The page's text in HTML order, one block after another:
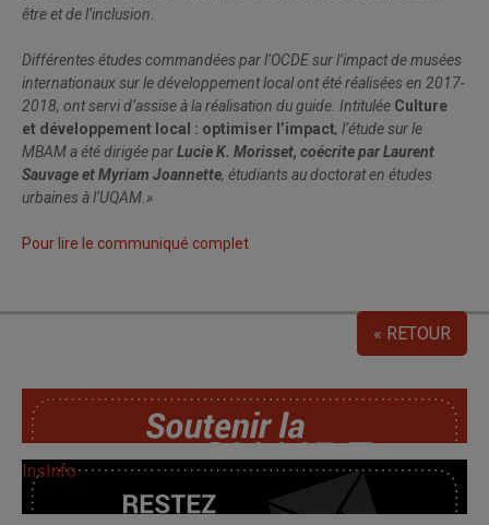
être et de l’inclusion.
Différentes études commandées par l’OCDE sur l’impact de musées
internationaux sur le développement local ont été réalisées en 2017-
2018, ont servi d’assise à la réalisation du guide. Intitulée Culture
et développement local : optimiser l’impact, l’étude sur le
MBAM a été dirigée parLucie K. Morisset, coécrite par Laurent
Sauvage et Myriam Joannette, étudiants au doctorat en études
urbaines à l’UQAM.»
Pour lire le communiqué complet
« RETOUR
SoutChaire
InsInfo